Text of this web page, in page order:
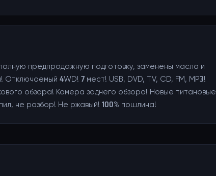
предпродажную подготовку, заменены масла и
4WD! 7 мест! USB, DVD, TV, CD, FM, MP3!
обзора! Камера заднего обзора! Новые титановые
не разбор! Не ржавый! 100% пошлина!